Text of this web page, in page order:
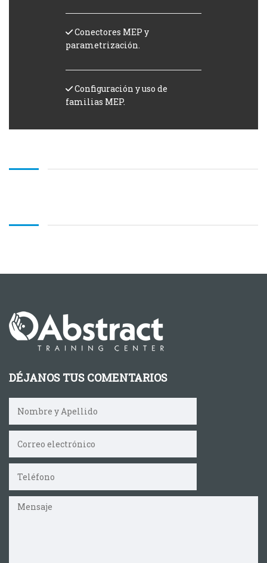
Conectores MEP y
parametrización.
Configuración y uso de
familias MEP.
DÉJANOS TUS COMENTARIOS